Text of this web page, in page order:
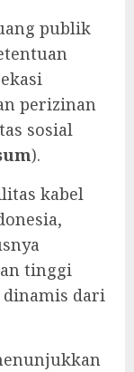
publik
perizinan
sosial
).
kabel
tinggi
dari